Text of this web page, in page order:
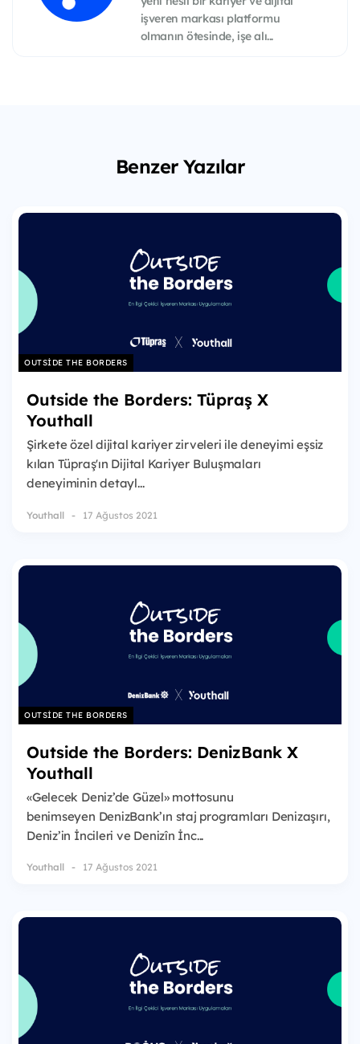
işveren markası platformu
olmanın ötesinde, işe alı...
Benzer Yazılar
OUTSIDE THE BORDERS
Outside the Borders: Tüpraş X
Youthall
Şirkete özel dijital kariyer zirveleri ile deneyimi eşsiz
kılan Tüpraş'ın Dijital Kariyer Buluşmaları
deneyiminin detayl...
Youthall 17 Ağustos 2021
OUTSIDE THE BORDERS
Outside the Borders: DenizBank X
Youthall
«Gelecek Deniz’de Güzel» mottosunu
benimseyen DenizBank’ın staj programları Denizaşırı,
Deniz’in İncileri ve Denizîn İnc...
Youthall 17 Ağustos 2021